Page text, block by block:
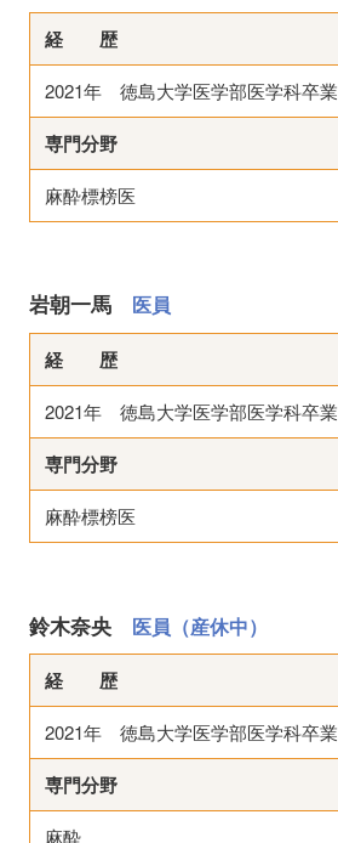
経 歴
2021年 徳島大学医学部医学科卒業
専門分野
麻酔標榜医
岩朝一馬 医員
経 歴
2021年 徳島大学医学部医学科卒業
専門分野
麻酔標榜医
鈴木奈央 医員（産休中）
経 歴
2021年 徳島大学医学部医学科卒業
専門分野
麻酔